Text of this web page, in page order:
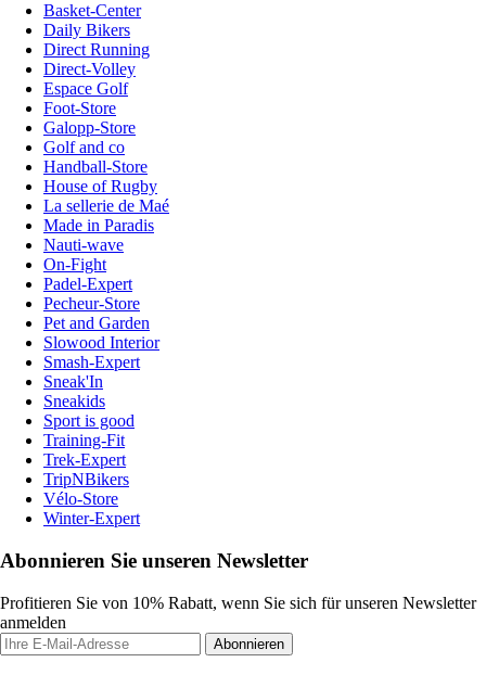
Basket-Center
Daily Bikers
Direct Running
Direct-Volley
Espace Golf
Foot-Store
Galopp-Store
Golf and co
Handball-Store
House of Rugby
La sellerie de Maé
Made in Paradis
Nauti-wave
On-Fight
Padel-Expert
Pecheur-Store
Pet and Garden
Slowood Interior
Smash-Expert
Sneak'In
Sneakids
Sport is good
Training-Fit
Trek-Expert
TripNBikers
Vélo-Store
Winter-Expert
Abonnieren Sie unseren Newsletter
Profitieren Sie von 10% Rabatt, wenn Sie sich für unseren Newsletter
anmelden
Abonnieren